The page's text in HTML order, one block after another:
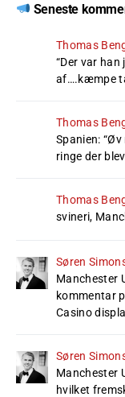
Seneste
Thomas
“Der var han
af….kæmpe
Thomas
Spanien: “Øv
ringe der
Thomas
svineri,
Søren
Manchester
kommentar
Casino
Søren
Manchester
hvilket